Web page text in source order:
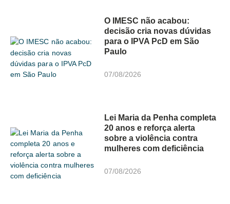
O IMESC não acabou:
decisão cria novas dúvidas
para o IPVA PcD em São
Paulo
07/08/2026
Lei Maria da Penha completa
20 anos e reforça alerta
sobre a violência contra
mulheres com deficiência
07/08/2026